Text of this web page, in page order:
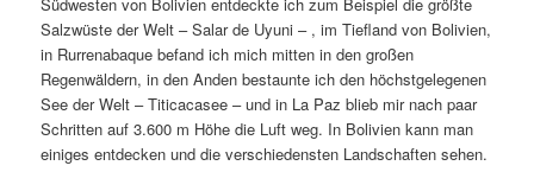
Salzwüste der Welt – Salar de Uyuni – , im Tiefland von Bolivien,
in Rurrenabaque befand ich mich mitten in den großen
Regenwäldern, in den Anden bestaunte ich den höchstgelegenen
See der Welt – Titicacasee – und in La Paz blieb mir nach paar
Schritten auf 3.600 m Höhe die Luft weg. In Bolivien kann man
einiges entdecken und die verschiedensten Landschaften sehen.